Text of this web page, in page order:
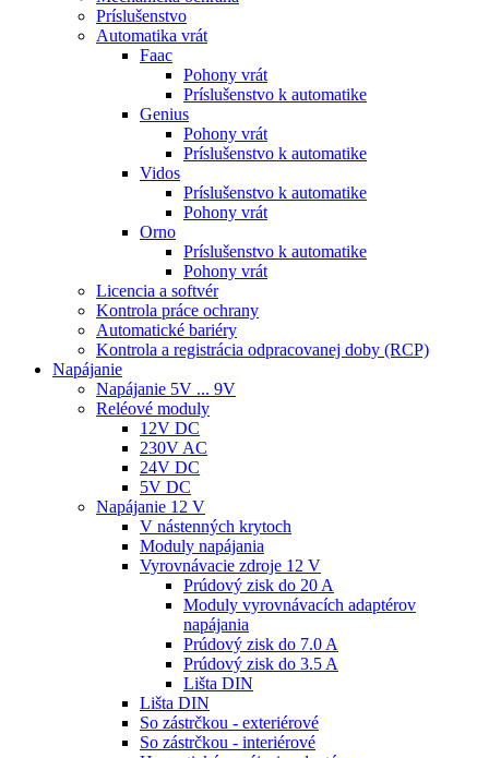
Príslušenstvo
Automatika vrát
Faac
Pohony vrát
Príslušenstvo k automatike
Genius
Pohony vrát
Príslušenstvo k automatike
Vidos
Príslušenstvo k automatike
Pohony vrát
Orno
Príslušenstvo k automatike
Pohony vrát
Licencia a softvér
Kontrola práce ochrany
Automatické bariéry
Kontrola a registrácia odpracovanej doby (RCP)
Napájanie
Napájanie 5V ... 9V
Reléové moduly
12V DC
230V AC
24V DC
5V DC
Napájanie 12 V
V nástenných krytoch
Moduly napájania
Vyrovnávacie zdroje 12 V
Prúdový zisk do 20 A
Moduly vyrovnávacích adaptérov
napájania
Prúdový zisk do 7.0 A
Prúdový zisk do 3.5 A
Lišta DIN
Lišta DIN
So zástrčkou - exteriérové
So zástrčkou - interiérové